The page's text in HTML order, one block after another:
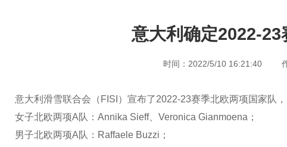
意大利确定2022-
时间：2022/5/10 16:21:40
意大利滑雪联合会（FISI）宣布了2022-23赛季北欧两项国家队，
女子北欧两项A队：Annika Sieff、Veronica Gianmoena；
男子北欧两项A队：Raffaele Buzzi；